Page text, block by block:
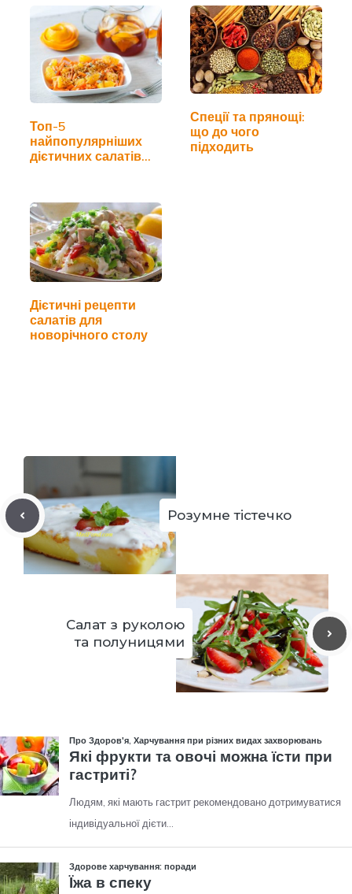
Топ-5
найпопулярніших
дієтичних салатів
Спеції та прянощі:
що до чого
підходить
Дієтичні рецепти
салатів для
новорічного столу
Розумне тістечко
Салат з руколою
та полуницями